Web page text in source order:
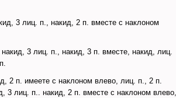
3 лиц. п., накид, 2 п. вместе с наклоном
3 лиц. п., накид, 3 п. вместе, накид, лиц.
2 п. имеете с наклоном влево, лиц. п., 2 п.
3 лиц. п.. накид, 2 п. вместе с наклоном влево,